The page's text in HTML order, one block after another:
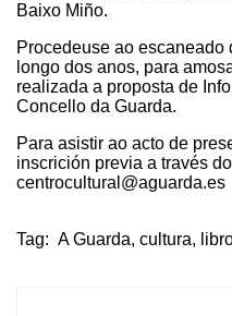
Baixo Miño.
Procedeuse ao
longo dos anos, para
realizada a proposta de
Concello da Guarda.
Para asistir ao acto de
inscrición previa a través
centrocultural@aguarda.es
Tag: A Guarda, cultura,